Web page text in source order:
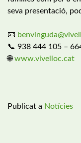
seva presentació,
📧
📞 938 444 105 –
🌐www.vivelloc.cat
Publicat a Notícies